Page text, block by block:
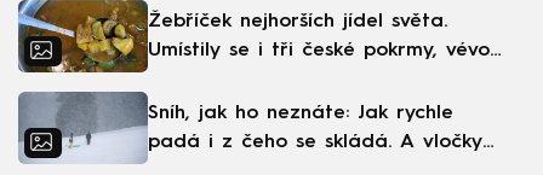
Žebříček nejhorších jídel světa.
Umístily se i tři české pokrmy, vévodí
Sníh, jak ho neznáte: Jak rychle
padá i z čeho se skládá. A vločky